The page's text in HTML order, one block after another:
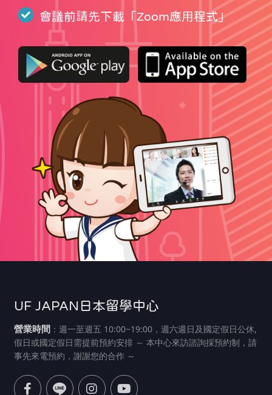
會議前請先下載「Zoom應用程式」
UF JAPAN日本留學中心
營業時間：週一至週五 10:00~19:00，週六週日及國定假日公休,
假日或國定假日需提前預約安排 ～ 本中心來訪諮詢採預約制，請
事先來電預約，謝謝您的合作 ～